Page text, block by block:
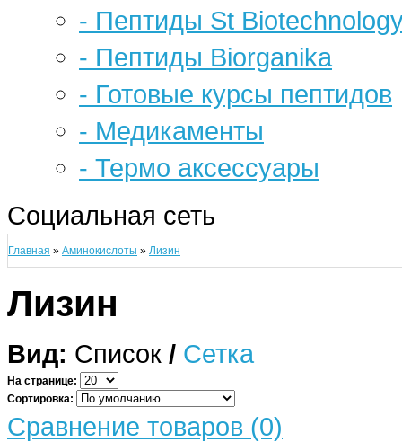
- Пептиды St
- Пептиды Biorganika
- Готовые курсы пептидов
- Медикаменты
- Термо аксессуары
Социальная сеть
Главная » Аминокислоты » Лизин
Лизин
Вид: Список / Сетка
На странице:
Сортировка:
Сравнение товаров (0)